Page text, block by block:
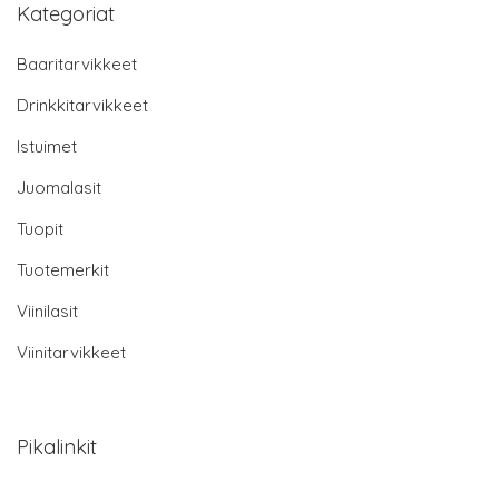
Kategoriat
Baaritarvikkeet
Drinkkitarvikkeet
Istuimet
Juomalasit
Tuopit
Tuotemerkit
Viinilasit
Viinitarvikkeet
Pikalinkit